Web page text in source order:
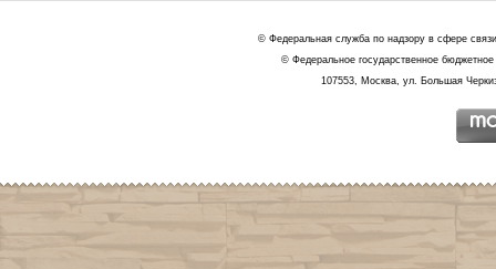
© Федеральная служба по надзору в сфере
© Федеральное государственное
107553, Москва, ул. Большая